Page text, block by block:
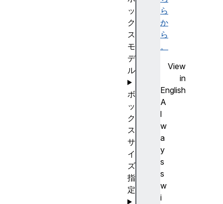
ら
か
ら
。
View
in
English
A
l
w
a
y
s
s
w
i
ッ
ク
ス
モ
デ
ル
ボ
ッ
ク
ス
サ
イ
ズ
指
定